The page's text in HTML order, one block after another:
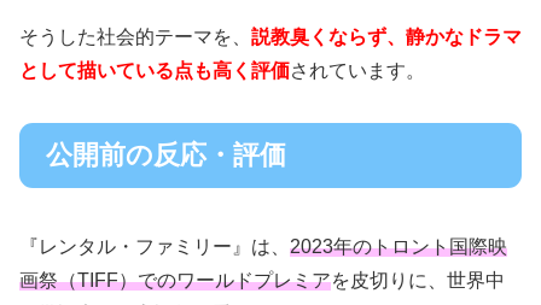
そうした社会的テーマを、 説教臭くならず、静かなドラマ
として描いている点も高く評価されています。
公開前の反応・評価
『レンタル・ファミリー』は、 2023年のトロント国際映
画祭（TIFF）でのワールドプレミアを皮切りに、世界中